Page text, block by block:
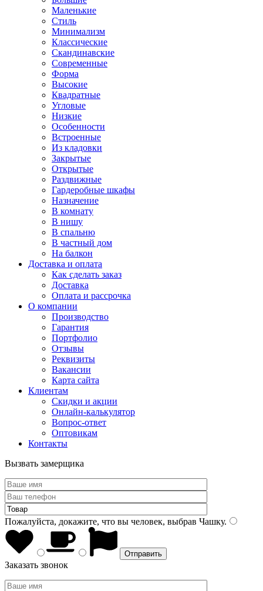
Маленькие
Стиль
Минимализм
Классические
Скандинавские
Современные
Форма
Высокие
Квадратные
Угловые
Низкие
Особенности
Встроенные
Из кладовки
Закрытые
Открытые
Раздвижные
Гардеробные шкафы
Назначение
В комнату
В нишу
В спальню
В частный дом
На балкон
Доставка и оплата
Как сделать заказ
Доставка
Оплата и рассрочка
О компании
Производство
Гарантия
Портфолио
Отзывы
Реквизиты
Вакансии
Карта сайта
Клиентам
Скидки и акции
Онлайн-калькулятор
Вопрос-ответ
Оптовикам
Контакты
Вызвать замерщика
Пожалуйста, докажите, что вы человек, выбрав Чашку.
Заказать звонок